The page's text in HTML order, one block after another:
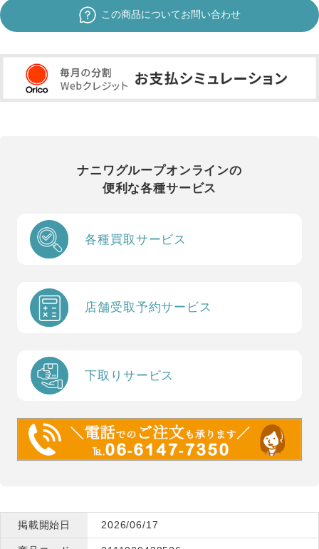
この商品についてお問い合わせ
ナニワグループオンラインの
便利な各種サービス
各種買取サービス
店舗受取予約サービス
下取りサービス
掲載開始日 2026/06/17